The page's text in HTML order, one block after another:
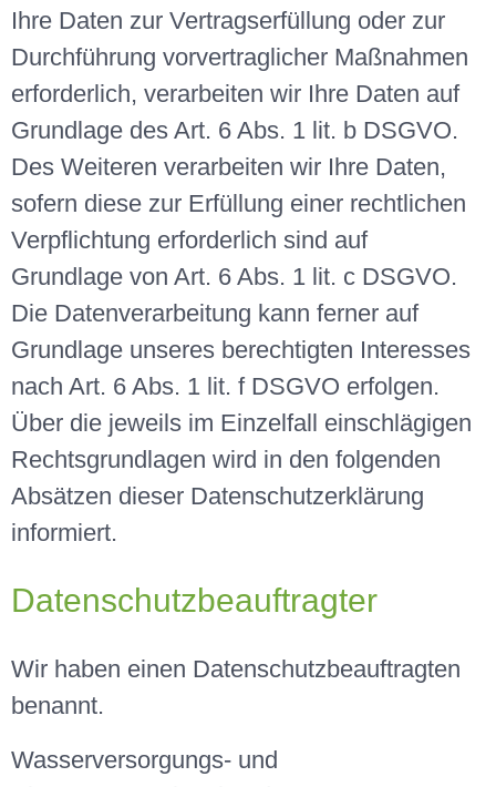
Ihre Daten zur Vertragserfüllung oder zur
Durchführung vorvertraglicher Maßnahmen
erforderlich, verarbeiten wir Ihre Daten auf
Grundlage des Art. 6 Abs. 1 lit. b DSGVO.
Des Weiteren verarbeiten wir Ihre Daten,
sofern diese zur Erfüllung einer rechtlichen
Verpflichtung erforderlich sind auf
Grundlage von Art. 6 Abs. 1 lit. c DSGVO.
Die Datenverarbeitung kann ferner auf
Grundlage unseres berechtigten Interesses
nach Art. 6 Abs. 1 lit. f DSGVO erfolgen.
Über die jeweils im Einzelfall einschlägigen
Rechtsgrundlagen wird in den folgenden
Absätzen dieser Datenschutzerklärung
informiert.
Datenschutzbeauftragter
Wir haben einen Datenschutzbeauftragten
benannt.
Wasserversorgungs- und